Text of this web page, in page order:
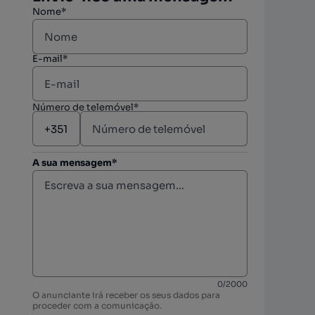
Nome*
E-mail*
Número de telemóvel*
A sua mensagem*
0/2000
O anunciante irá receber os seus dados para
proceder com a comunicação.